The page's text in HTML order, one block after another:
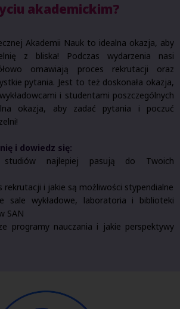
akademickim?
Akademii Nauk to idealna okazja, aby
z bliska! Podczas wydarzenia nasi
omawiają proces rekrutacji oraz
pytania. Jest to też doskonała okazja,
i studentami poszczególnych
okazja, aby zadać pytania i poczuć
i dowiedz się:
najlepiej pasują do Twoich
rekrutacji i jakie są możliwości stypendialne
sale wykładowe, laboratoria i biblioteki
SAN
programy nauczania i jakie perspektywy